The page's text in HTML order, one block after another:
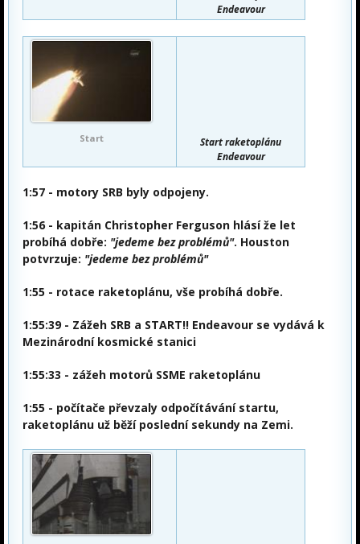
Endeavour
Start
Start raketoplánu
Endeavour
1:57 - motory SRB byly odpojeny.
1:56 - kapitán Christopher Ferguson hlásí že let
probíhá dobře: "jedeme bez problémů". Houston
potvrzuje: "jedeme bez problémů"
1:55 - rotace raketoplánu, vše probíhá dobře.
1:55:39 - Zážeh SRB a START!! Endeavour se vydává k
Mezinárodní kosmické stanici
1:55:33 - zážeh motorů SSME raketoplánu
1:55 - počítače převzaly odpočítávání startu,
raketoplánu už běží poslední sekundy na Zemi.